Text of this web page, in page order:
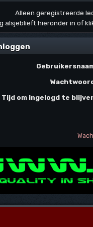
Alleen geregistreerde
alsjeblieft hieronder in of
Tijd om ingelogd te